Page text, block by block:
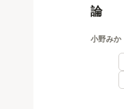
論
小野みか